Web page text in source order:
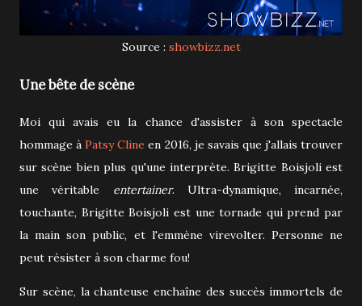
Source : showbizz.net
Une bête de scène
Moi qui avais eu la chance d'assister à son spectacle
hommage àPatsy Cline en 2016, je savais que j'allais trouver
sur scène bien plus qu'une interprète. Brigitte Boisjoli est
une véritable entertainer. Ultra-dynamique, incarnée,
touchante, Brigitte Boisjoli est une tornade qui prend par
la main son public, et l'emmène virevolter. Personne ne
peut résister à son charme fou!
Sur scène, la chanteuse enchaîne des succès immortels de